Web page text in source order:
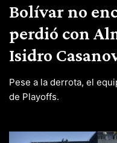
Bolívar no
perdió con
Isidro
Pese a la derrota, el
de Playoffs.